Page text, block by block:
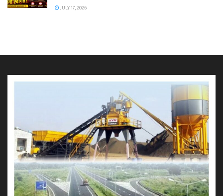
JULY 17, 2026